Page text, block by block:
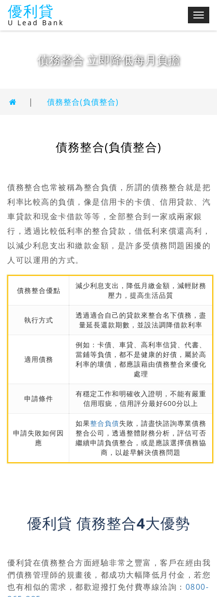
切
優利貸
U Lead Bank
債務整合 立即降低每月負擔
| 債務整合(負債整合)
債務整合(負債整合)
債務整合也常被稱為整合負債，所謂的債務整合就是把
利率比較高的負債，像是信用卡的卡債、信用貸款、汽
車貸款和現金卡借款等等，全部整合到一家或兩家銀
行， 透過比較低利率的整合貸款，借低利來償還高利，
以減少利息支出和繳款金額 ，是許多受債務問題困擾的
人可以運用的方式。
債務整合優點
減少利息支出，降低月繳金額，減輕財務
壓力，提高生活品質
執行方式
透過適合自己的貸款來整合名下債務，盡
量延長還款期數，並設法調降借款利率
適用債務
例如：卡債、車貸、高利率信貸、代書、
當鋪等負債，都不是健康的好債，屬於高
利率的壞債，都應該藉由債務整合來優化
處理
申請條件
有穩定工作和明確收入證明，不能有嚴重
信用瑕疵，信用評分最好600分以上
申請失敗如何因
應
如果整合負債失敗，請盡快諮詢專業債務
整合公司，透過整體財務分析，評估可否
繼續申請負債整合，或是應該選擇債務協
商，以趁早解決債務問題
優利貸 債務整合4大優勢
優利貸在債務整合方面經驗非常之豐富，客戶在經由我
們債務管理師的規畫後，都成功大幅降低月付金，若您
也有相似的需求，都歡迎撥打免付費專線洽詢： 0800-